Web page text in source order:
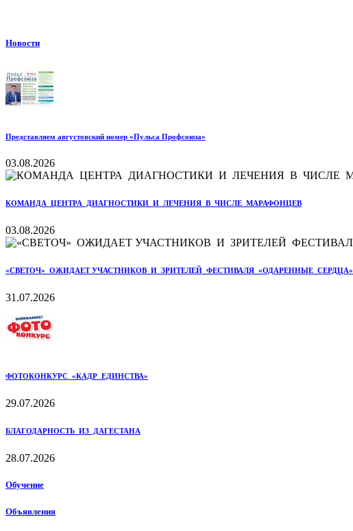
Новости
Представляем августовский номер «Пульса Профсоюза»
03.08.2026
КОМАНДА ЦЕНТРА ДИАГНОСТИКИ И ЛЕЧЕНИЯ В ЧИСЛЕ МАРАФОНЦЕВ
03.08.2026
«СВЕТОЧ» ОЖИДАЕТ УЧАСТНИКОВ И ЗРИТЕЛЕЙ ФЕСТИВАЛЯ «ОДАРЕННЫЕ СЕРДЦА»
31.07.2026
ФОТОКОНКУРС «КАДР ЕДИНСТВА»
29.07.2026
БЛАГОДАРНОСТЬ ИЗ ДАГЕСТАНА
28.07.2026
Обучение
Объявления